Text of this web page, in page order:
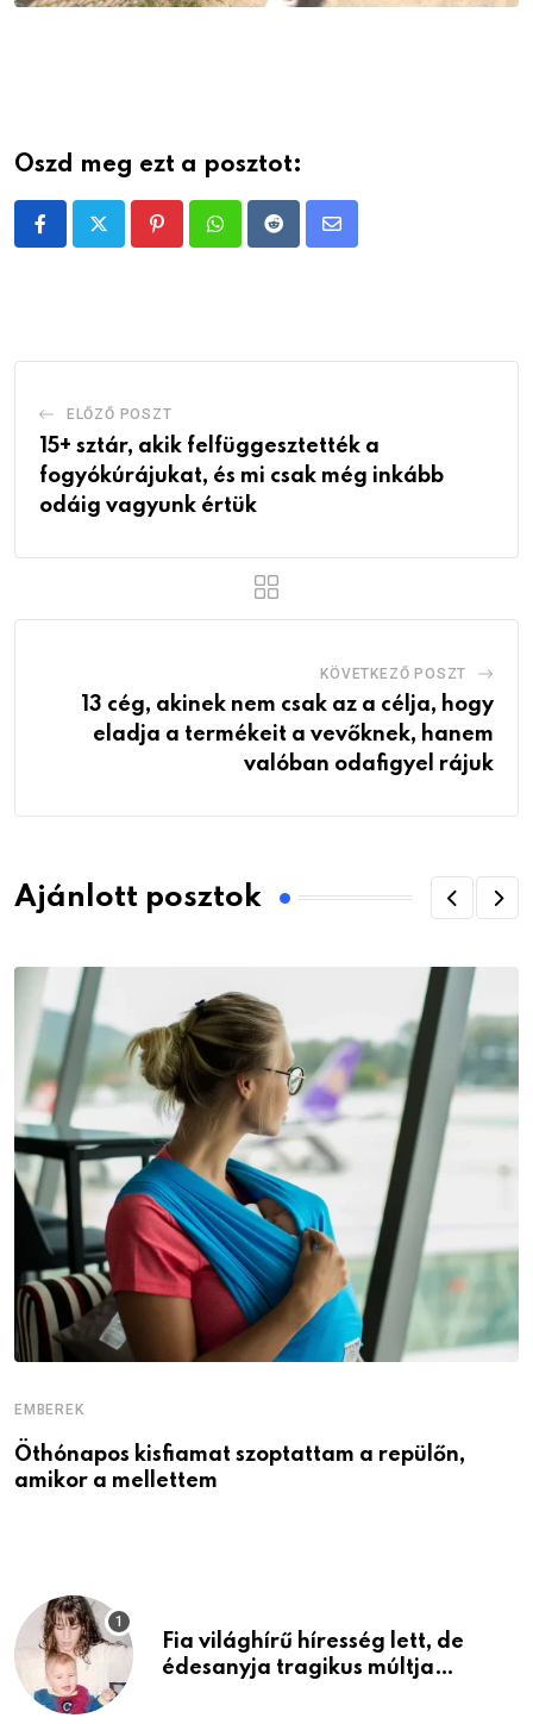
Oszd meg ezt a posztot:
PinterestWhatsappRedditShare
ELŐZŐ POSZT
15+ sztár, akik felfüggesztették a
fogyókúrájukat, és mi csak még inkább
odáig vagyunk értük
KÖVETKEZŐ POSZT
13 cég, akinek nem csak az a célja, hogy
eladja a termékeit a vevőknek, hanem
valóban odafigyel rájuk
Ajánlott posztok
EMBEREK
Öthónapos kisfiamat szoptattam a repülőn,
amikor a mellettem
Fia világhírű híresség lett, de
édesanyja tragikus múltja